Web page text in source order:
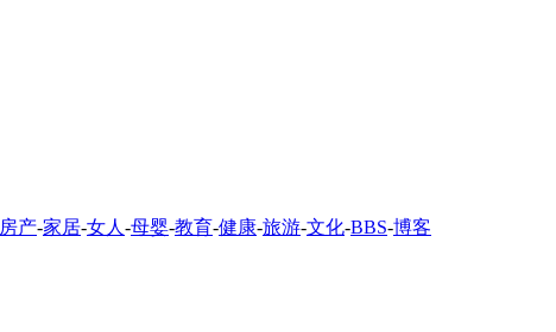
房产-家居-女人 -母婴-教育-健康-旅游-文化-BBS-博客